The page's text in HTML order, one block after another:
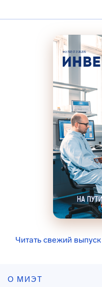
Читать свежий
О МИЭТ